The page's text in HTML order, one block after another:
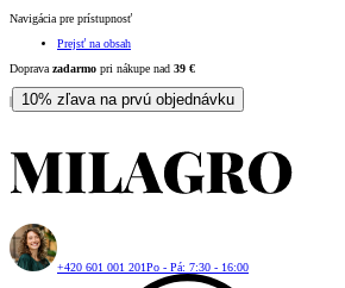
Navigácia pre prístupnosť
Prejsť na obsah
Doprava zadarmo pri nákupe nad 39 €
| 10% zľava na prvú objednávku
+420 601 001 201Po - Pá: 7:30 - 16:00